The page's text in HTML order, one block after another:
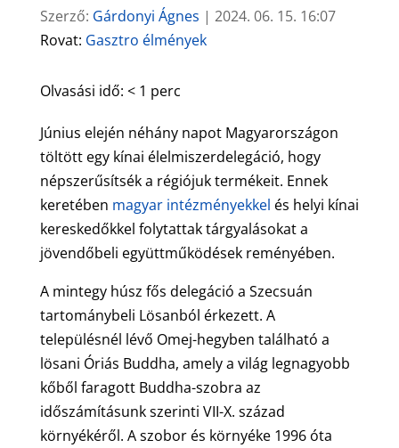
Szerző: Gárdonyi Ágnes | 2024. 06. 15. 16:07
Rovat: Gasztro élmények
Olvasási idő: < 1 perc
Június elején néhány napot Magyarországon
töltött egy kínai élelmiszerdelegáció, hogy
népszerűsítsék a régiójuk termékeit. Ennek
keretében magyar intézményekkel és helyi kínai
kereskedőkkel folytattak tárgyalásokat a
jövendőbeli együttműködések reményében.
A mintegy húsz fős delegáció a Szecsuán
tartománybeli Lösanból érkezett. A
településnél lévő Omej-hegyben található a
lösani Óriás Buddha, amely a világ legnagyobb
kőből faragott Buddha-szobra az
időszámításunk szerinti VII-X. század
környékéről. A szobor és környéke 1996 óta